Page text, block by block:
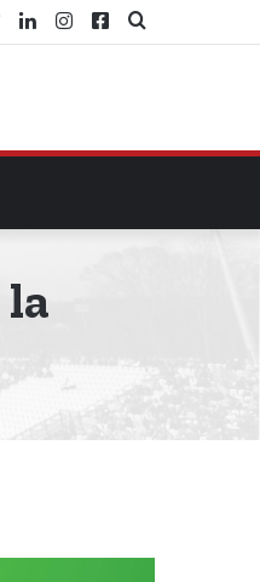
Search
Facebook
Instagram
LinkedIn
Twitter